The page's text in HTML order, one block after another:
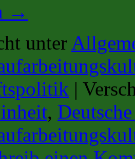
→
unter
|
,